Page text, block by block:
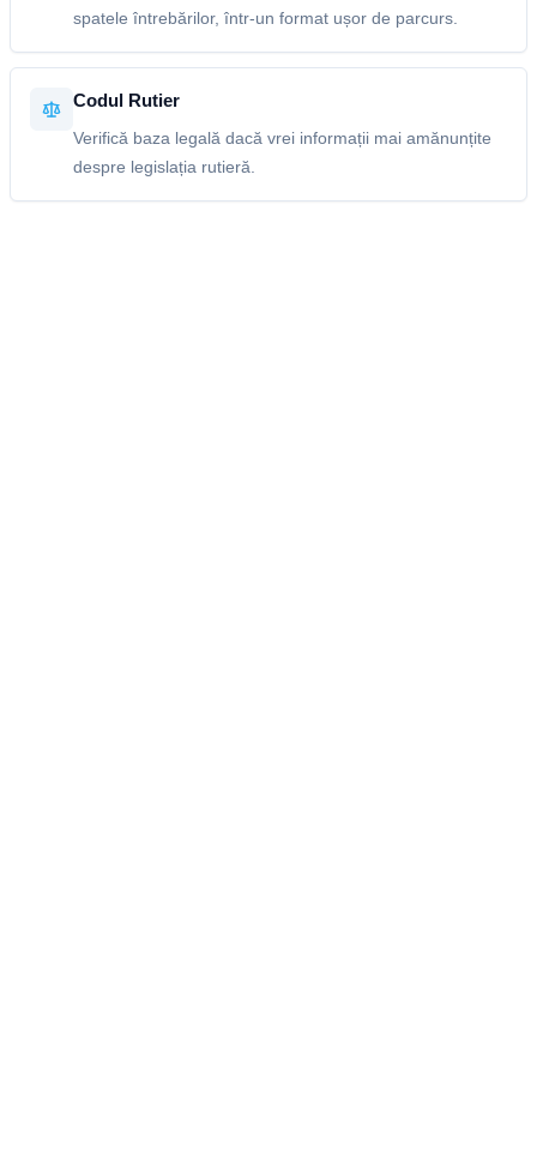
spatele întrebărilor, într-un format ușor de parcurs.
Codul Rutier
Verifică baza legală dacă vrei informații mai amănunțite
despre legislația rutieră.